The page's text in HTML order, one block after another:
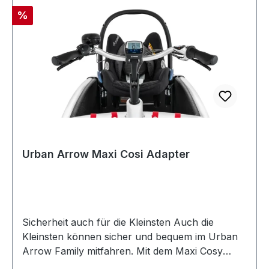
Rabatt
%
Urban Arrow Maxi Cosi Adapter
Sicherheit auch für die Kleinsten Auch die
Kleinsten können sicher und bequem im Urban
Arrow Family mitfahren. Mit dem Maxi Cosy